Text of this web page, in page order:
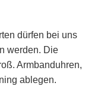
dürfen bei uns
werden. Die
Armbanduhren,
ablegen.